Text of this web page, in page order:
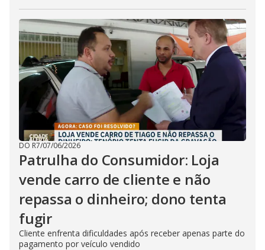
DO R7/07/06/2026
Patrulha do Consumidor: Loja
vende carro de cliente e não
repassa o dinheiro; dono tenta
fugir
Cliente enfrenta dificuldades após receber apenas parte do
pagamento por veículo vendido